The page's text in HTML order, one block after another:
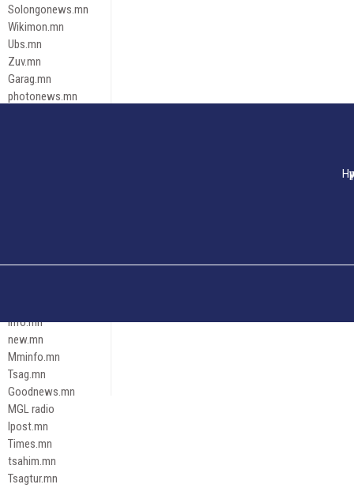
Solongonews.mn
Wikimon.mn
Ubs.mn
Zuv.mn
Garag.mn
photonews.mn
Эрх зүй
info.mn
new.mn
Mminfo.mn
Tsag.mn
Goodnews.mn
MGL radio
Ipost.mn
Times.mn
tsahim.mn
Tsagtur.mn